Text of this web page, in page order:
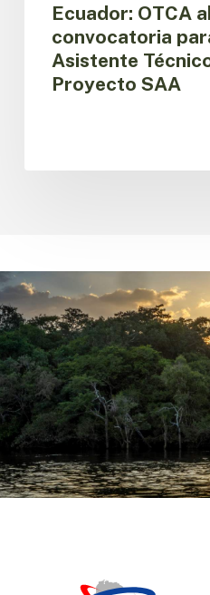
Ecuador: OTCA
convocatoria
Asistente
Proyecto SAA